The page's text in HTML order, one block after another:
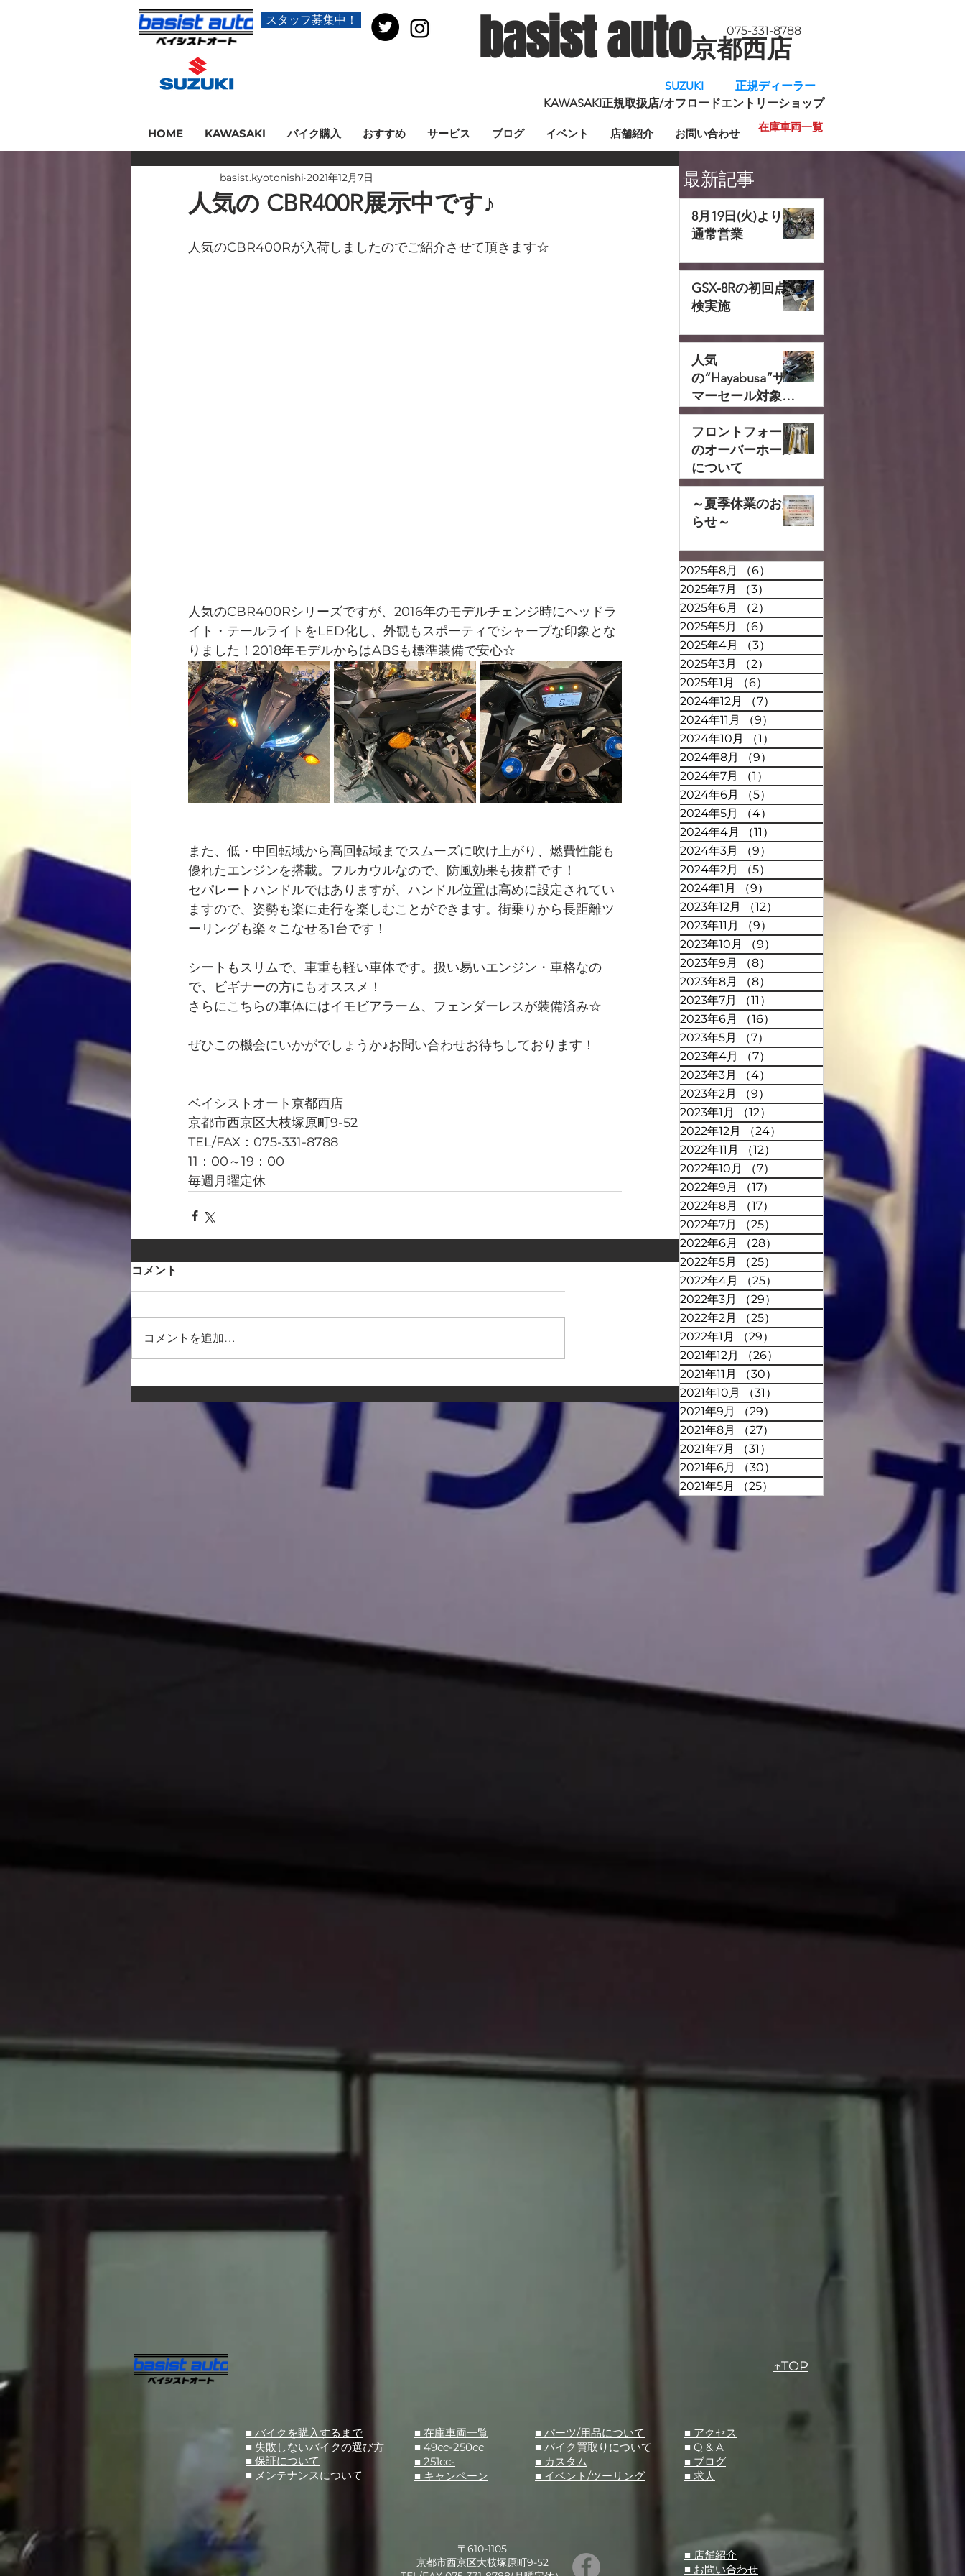
スタッフ募集中！ basist auto京都西店
075-331-8788
SUZUKI 正規ディーラー
KAWASAKI正規取扱店/オフロードエントリーショップ
HOME KAWASAKI バイク購入 おすすめ サービス ブログ イベント 店舗紹介 お問い合わせ 在庫車両一覧
最新記事
8月19日(火)より
通常営業
GSX-8Rの初回点
検実施
人気
の“Hayabusa”サ
マーセール対象で
す‼
フロントフォーク
のオーバーホール
について
～夏季休業のお知
らせ～
2025年8月 （6）
2025年7月
（3）
2025年6月
（2）
2025年5月
（6）
2025年4月
（3）
2025年3月
（2）
2025年1月
（6）
2024年12月
（7）
2024年11月
（9）
2024年10月
（1）
2024年8月
（9）
2024年7月
（1）
2024年6月
（5）
2024年5月
（4）
2024年4月
（11）
2024年3月
（9）
2024年2月
（5）
2024年1月
（9）
2023年12月
（12）
2023年11月
（9）
2023年10月
（9）
2023年9月
（8）
2023年8月
（8）
2023年7月
（11）
2023年6月
（16）
2023年5月
（7）
2023年4月
（7）
2023年3月
（4）
2023年2月
（9）
2023年1月
（12）
2022年12月
（24）
2022年11月
（12）
12件の記事
2022年10月
（7）
7件の記事
2022年9月
（17）
17件の記事
2022年8月
（17）
17件の記事
2022年7月
（25）
2022年6月
（28）
2022年5月
（25）
25件の記事
2022年4月
（25）
25件の記事
2022年3月
（29）
29件の記事
2022年2月
（25）
2022年1月
（29）
2021年12月
（26）
26件の記事
2021年11月
（30）
30件の記事
2021年10月
（31）
2021年9月
（29）
2021年8月
（27）
2021年7月
（31）
2021年6月
（30）
2021年5月
（25）
人気の CBR400R展示中です♪
basist.kyotonishi 2021年12月7日
人気のCBR400Rが入荷しましたのでご紹介させて頂きます☆
人気のCBR400Rシリーズですが、2016年のモデルチェンジ時にヘッドラ
イト・テールライトをLED化し、外観もスポーティでシャープな印象とな
りました！2018年モデルからはABSも標準装備で安心☆
また、低・中回転域から高回転域までスムーズに吹け上がり、燃費性能も
優れたエンジンを搭載。フルカウルなので、防風効果も抜群です！
セパレートハンドルではありますが、ハンドル位置は高めに設定されてい
ますので、姿勢も楽に走行を楽しむことができます。街乗りから長距離ツ
ーリングも楽々こなせる1台です！
シートもスリムで、車重も軽い車体です。扱い易いエンジン・車格なの
で、ビギナーの方にもオススメ！
さらにこちらの車体にはイモビアラーム、フェンダーレスが装備済み☆
ぜひこの機会にいかがでしょうか♪お問い合わせお待ちしております！
ベイシストオート京都西店
京都市西京区大枝塚原町9-52
TEL/FAX：075-331-8788
11：00～19：00
毎週月曜定休
コメント
コメントを追加…
■ バイクを購入するまで
■ 失敗しないバイクの選び方
■ 保証について
■ メンテナンスについて
■ 在庫車両一覧
■ 49cc-250cc
■ 251cc-
■ キャンペーン
■ パーツ/用品について
​■ バイク買取りについて
​■ カスタム
​■ イベント/ツーリング
〒610-1105
京都市西京区大枝塚原町9-52
↑TOP
​■ アクセス
■ Q & A
​■ ブログ
​■ 求人
​■ 店舗紹介
■ お問い合わせ